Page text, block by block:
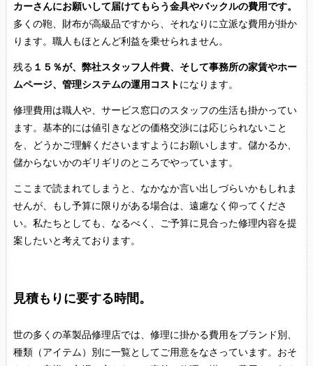
カーさんにお願いして届けてもらう金具やバックルの費用です。
多くの鞄、財布が高級品ですから、それなりに立派な費用が掛か
ります。職人もほとんど利益を乗せられません。
残る １５％が、弊社スタッフ人件費、そして事務所の家賃やホー
ムページ、管理システムの運用コストになります。
修理費用は職人や、サービス窓口のスタッフの生活も掛かってい
ます。基本的には値引きなどの価格交渉には応じられないこと
を、どうかご理解くださいますようにお願いします。儲かるか、
儲からないかのギリギリのところでやっています。
ここまで読まれてしまうと、なかなか言い出しづらいかもしれま
せんが、もし予算に限りがある場合は、遠慮なく仰ってくださ
い。私たちとしても、なるべく、ご予算に見合った修理内容を提
案したいと考えております。
見積もりに要する時間。
世の多くの革製品修理店では、修理に掛かる費用をブランド別、
種類（アイテム）別に一覧としてご用意をなさっています。おそ